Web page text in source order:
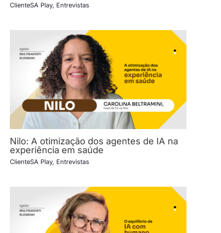
ClienteSA Play, Entrevistas
Nilo: A otimização dos agentes de IA na
experiência em saúde
ClienteSA Play, Entrevistas